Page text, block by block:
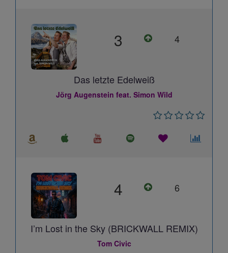
3 4
Das letzte Edelweiß
Jörg Augenstein feat. Simon Wild
4 6
I’m Lost in the Sky (BRICKWALL REMIX)
Tom Civic